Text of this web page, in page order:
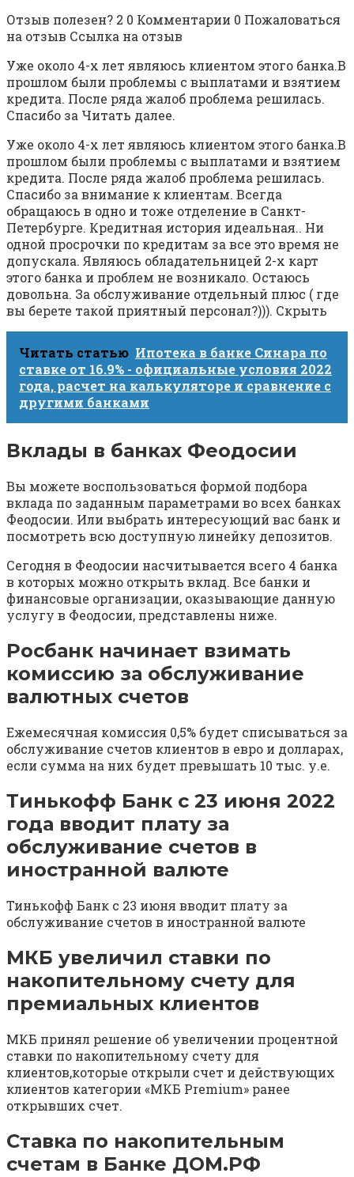
Отзыв полезен? 2 0 Комментарии 0 Пожаловаться
на отзыв Ссылка на отзыв
Уже около 4-х лет являюсь клиентом этого банка.В
прошлом были проблемы с выплатами и взятием
кредита. После ряда жалоб проблема решилась.
Спасибо за Читать далее.
Уже около 4-х лет являюсь клиентом этого банка.В
прошлом были проблемы с выплатами и взятием
кредита. После ряда жалоб проблема решилась.
Спасибо за внимание к клиентам. Всегда
обращаюсь в одно и тоже отделение в Санкт-
Петербурге. Кредитная история идеальная.. Ни
одной просрочки по кредитам за все это время не
допускала. Являюсь обладательницей 2-х карт
этого банка и проблем не возникало. Остаюсь
довольна. За обслуживание отдельный плюс ( где
вы берете такой приятный персонал?))). Скрыть
Читать статью Ипотека в банке Синара по
ставке от 16.9% - официальные условия 2022
года, расчет на калькуляторе и сравнение с
другими банками
Вклады в банках Феодосии
Вы можете воспользоваться формой подбора
вклада по заданным параметрами во всех банках
Феодосии. Или выбрать интересующий вас банк и
посмотреть всю доступную линейку депозитов.
Сегодня в Феодосии насчитывается всего 4 банка
в которых можно открыть вклад. Все банки и
финансовые организации, оказывающие данную
услугу в Феодосии, представлены ниже.
Росбанк начинает взимать
комиссию за обслуживание
валютных счетов
Ежемесячная комиссия 0,5% будет списываться за
обслуживание счетов клиентов в евро и долларах,
если сумма на них будет превышать 10 тыс. у.е.
Тинькофф Банк с 23 июня 2022
года вводит плату за
обслуживание счетов в
иностранной валюте
Тинькофф Банк с 23 июня вводит плату за
обслуживание счетов в иностранной валюте
МКБ увеличил ставки по
накопительному счету для
премиальных клиентов
МКБ принял решение об увеличении процентной
ставки по накопительному счету для
клиентов,которые открыли счет и действующих
клиентов категории «МКБ Premium» ранее
открывших счет.
Ставка по накопительным
счетам в Банке ДОМ.РФ